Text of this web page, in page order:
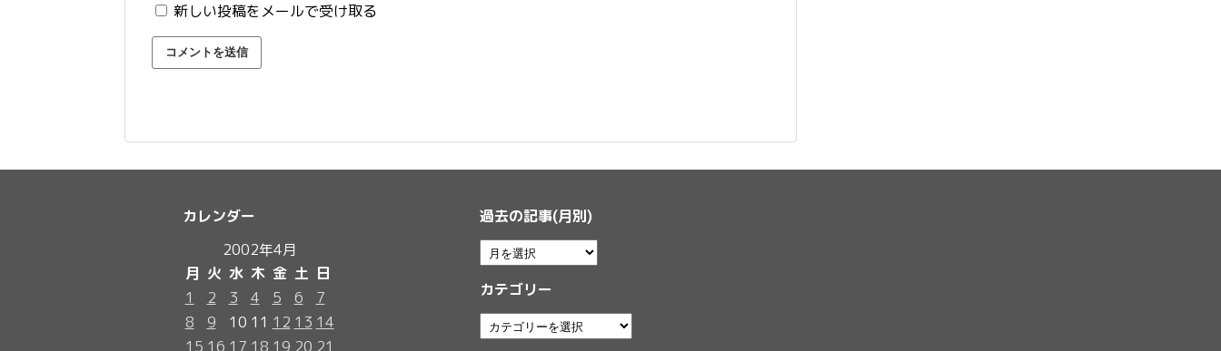
新しい投稿をメールで受け取る
カレンダー
2002年4月
月 火 水 木 金 土 日
1
2 3 4 5 6
7
8
9 10 11 12 13 14
15 16 17 18 19 20 21
過去の記事(月別)
カテゴリー